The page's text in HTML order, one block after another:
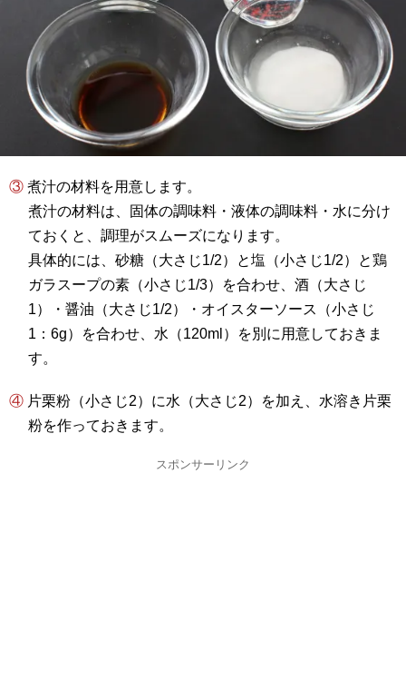
③ 煮汁の材料を用意します。
煮汁の材料は、固体の調味料・液体の調味料・水に分け
ておくと、調理がスムーズになります。
具体的には、砂糖（大さじ1/2）と塩（小さじ1/2）と鶏
ガラスープの素（小さじ1/3）を合わせ、酒（大さじ
1）・醤油（大さじ1/2）・オイスターソース（小さじ
1：6g）を合わせ、水（120ml）を別に用意しておきま
す。
④ 片栗粉（小さじ2）に水（大さじ2）を加え、水溶き片栗
粉を作っておきます。
スポンサーリンク